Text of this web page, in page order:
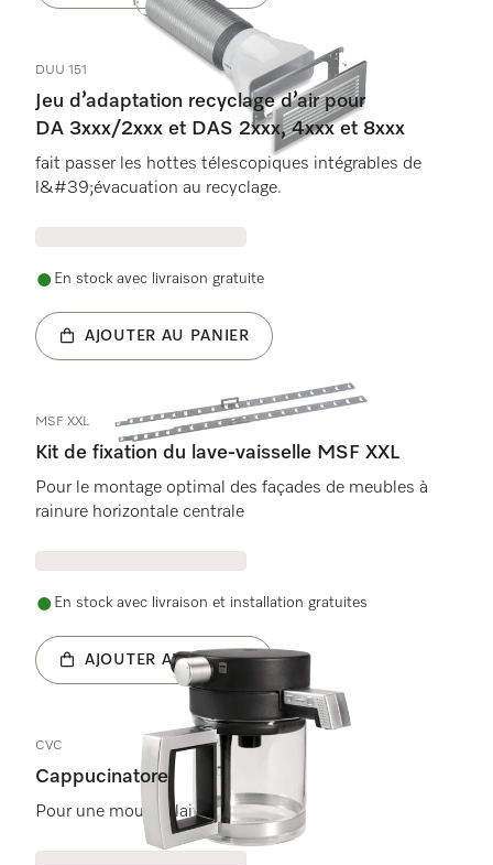
DUU 151
Jeu d’adaptation recyclage d’air pour
DA 3xxx/2xxx et DAS 2xxx, 4xxx et 8xxx
fait passer les hottes télescopiques intégrables de
l&#39;évacuation au recyclage.
En stock avec livraison gratuite
AJOUTER AU PANIER
MSF XXL
Kit de fixation du lave-vaisselle MSF XXL
Pour le montage optimal des façades de meubles à
rainure horizontale centrale
En stock avec livraison et installation gratuites
AJOUTER AU PANIER
CVC
Cappucinatore
Pour une mousse lait onctueuse